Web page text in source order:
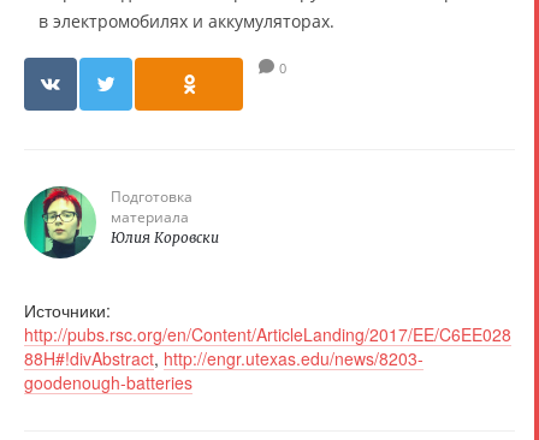
в электромобилях и аккумуляторах.
0
Подготовка
материала
Юлия Коровски
Источники:
http://pubs.rsc.org/en/Content/ArticleLanding/2017/EE/C6EE028
88H#!divAbstract, http://engr.utexas.edu/news/8203-
goodenough-batteries